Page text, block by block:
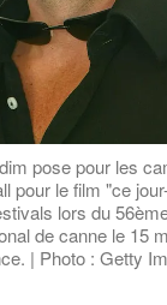
pose pour les
pour le film "ce
lors du
de canne le 15
| Photo : Getty